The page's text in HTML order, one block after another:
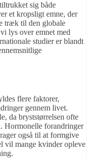
sig både
et kropsligt emne, der
træk til den globale
lys over emnet med
studier er blandt
flere faktorer,
gennem livet.
da bryststørrelsen ofte
Hormonelle forandringer
også til at formgive
vil mange kvinder opleve